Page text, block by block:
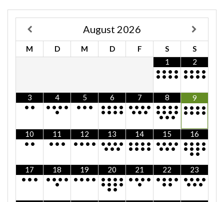
August 2026
M D M D F S
S
1
• • • •
• • • •
2
• • • •
• • • •
3
• •
4
• • • •
•
5
• • •
6
• • • •
• • • •
7
• • • •
•••
8
• • • •
• • • •
•••
9
• • • •
• • • •
10
• •
11
• • •
12
• • • •
13
• • • •
•••
14
• • • •
• • • •
15
• • • •
•••
16
• • • •
• • • •
• •
17
• • •
18
• • • •
•
19
• • • •
20
• • • •
• • • •
• •
21
• • • •
•
22
• • • •
• •
23
• • • •
•••